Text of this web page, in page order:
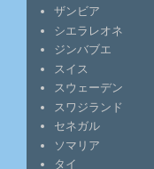
ザンビア
シエラレオネ
ジンバブエ
スイス
スウェーデン
スワジランド
セネガル
ソマリア
タイ